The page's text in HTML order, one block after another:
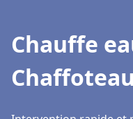
Chauffe